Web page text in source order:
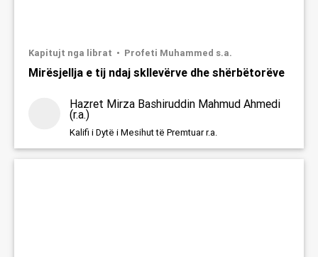
Kapitujt nga librat Profeti Muhammed s.a.
Mirësjellja e tij ndaj skllevërve dhe shërbëtorëve
Hazret Mirza Bashiruddin Mahmud Ahmedi
(r.a.)
Kalifi i Dytë i Mesihut të Premtuar r.a.
Kupto qartë domethënien e